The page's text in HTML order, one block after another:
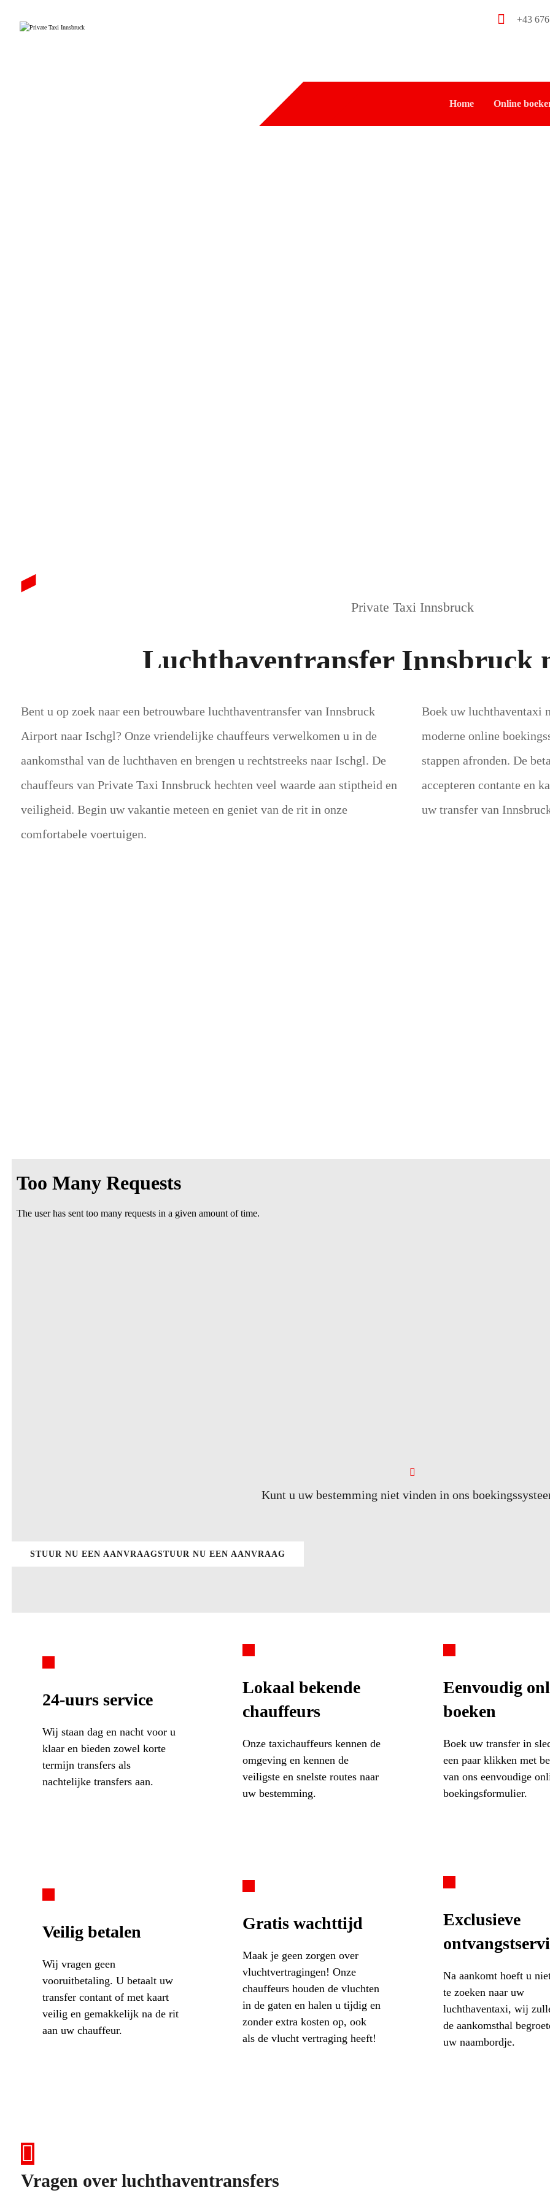
+43
Home Online
Private Taxi Innsbruck
Luchthaventransfer Innsbruck
Bent u op zoek naar een betrouwbare luchthaventransfer van Innsbruck
Airport naar Ischgl? Onze vriendelijke chauffeurs verwelkomen u in de
aankomsthal van de luchthaven en brengen u rechtstreeks naar Ischgl. De
chauffeurs van Private Taxi Innsbruck hechten veel waarde aan stiptheid en
veiligheid. Begin uw vakantie meteen en geniet van de rit in onze
comfortabele voertuigen.
Boek uw luchthaventaxi
moderne online
stappen afronden. De
accepteren contante en
uw transfer van
Kunt u uw bestemming niet vinden in ons
STUUR NU EEN AANVRAAGSTUUR NU EEN AANVRAAG
24-uurs service
Wij staan dag en nacht voor u
klaar en bieden zowel korte
termijn transfers als
nachtelijke transfers aan.
Lokaal bekende
chauffeurs
Onze taxichauffeurs kennen de
omgeving en kennen de
veiligste en snelste routes naar
uw bestemming.
Eenvoudig
boeken
Boek uw transfer in
een paar klikken met
van ons eenvoudige
boekingsformulier.
Veilig betalen
Wij vragen geen
vooruitbetaling. U betaalt uw
transfer contant of met kaart
veilig en gemakkelijk na de rit
aan uw chauffeur.
Gratis wachttijd
Maak je geen zorgen over
vluchtvertragingen! Onze
chauffeurs houden de vluchten
in de gaten en halen u tijdig en
zonder extra kosten op, ook
als de vlucht vertraging heeft!
Exclusieve
Na aankomt hoeft u
te zoeken naar uw
luchthaventaxi, wij
de aankomsthal
uw naambordje.
Vragen over luchthaventransfers